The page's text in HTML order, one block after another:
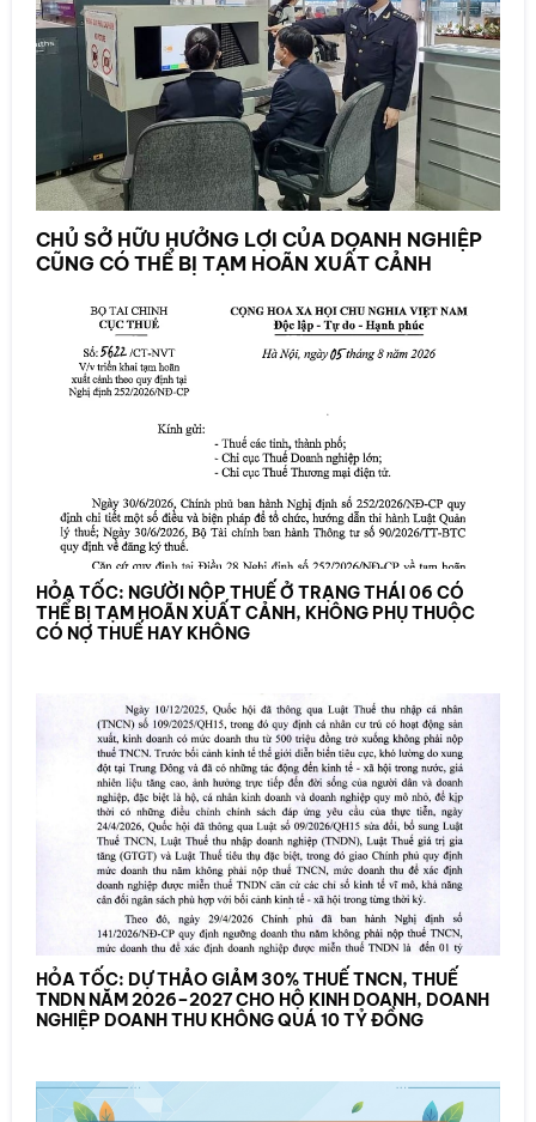
CHỦ SỞ HỮU HƯỞNG LỢI CỦA DOANH NGHIỆP
CŨNG CÓ THỂ BỊ TẠM HOÃN XUẤT CẢNH
HỎA TỐC: NGƯỜI NỘP THUẾ Ở TRẠNG THÁI 06 CÓ
THỂ BỊ TẠM HOÃN XUẤT CẢNH, KHÔNG PHỤ THUỘC
CÓ NỢ THUẾ HAY KHÔNG
HỎA TỐC: DỰ THẢO GIẢM 30% THUẾ TNCN, THUẾ
TNDN NĂM 2026–2027 CHO HỘ KINH DOANH, DOANH
NGHIỆP DOANH THU KHÔNG QUÁ 10 TỶ ĐỒNG